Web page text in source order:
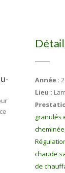
Année :
Lieu :
granulés
chaude
de